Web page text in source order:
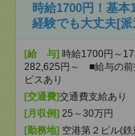
時給1700円！基
経験でも大丈夫[派
[給 与] 時給1700円～
282,625円～ ■給与の前
ビスあり
[交通費]交通費支給あり
[月収例] 25～30万円
[勤務地] 空港第２ビル(